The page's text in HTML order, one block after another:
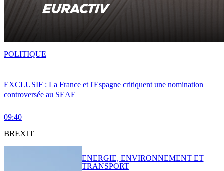
EXCLUSIF : La France et l'Espagne critiquent une nomination
controversée au SEAE
09:40
POLITIQUE
BREXIT
ENERGIE, ENVIRONNEMENT ET
TRANSPORT